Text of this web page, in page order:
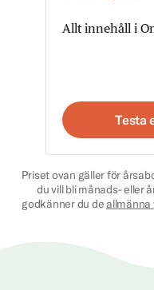
Allt innehåll i
Testa
Priset ovan gäller för
du vill bli månads- eller
godkänner du deallmänna